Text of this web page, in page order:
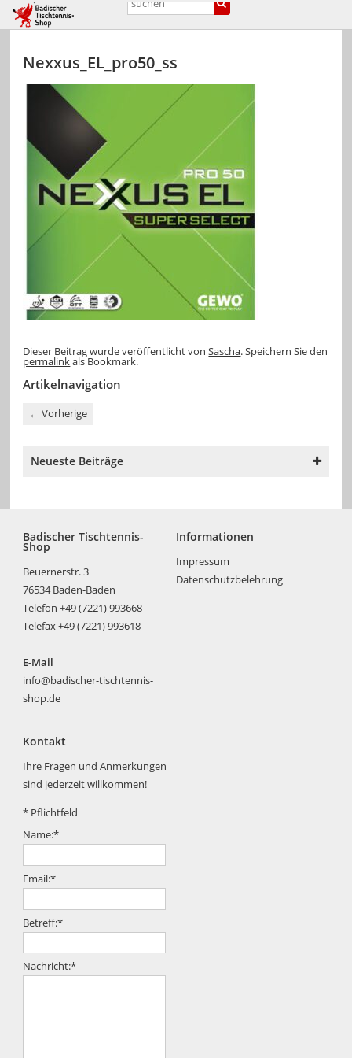
Nexxus_EL_pro50_ss
Dieser Beitrag wurde veröffentlicht vonSascha. Speichern Sie den
permalinkals Bookmark.
Artikelnavigation
← Vorherige
Neueste Beiträge
Badischer Tischtennis-
Shop
Beuernerstr. 3
76534 Baden-Baden
Telefon +49 (7221) 993668
Telefax +49 (7221) 993618
E-Mail
info@badischer-tischtennis-
shop.de
Informationen
Impressum
Datenschutzbelehrung
Kontakt
Ihre Fragen und Anmerkungen
sind jederzeit willkommen!
* Pflichtfeld
Name:*
Email:*
Betreff:*
Nachricht:*